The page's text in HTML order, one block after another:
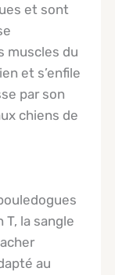
et sont
muscles du
et s’enfile
par son
chiens de
T, la sangle
au